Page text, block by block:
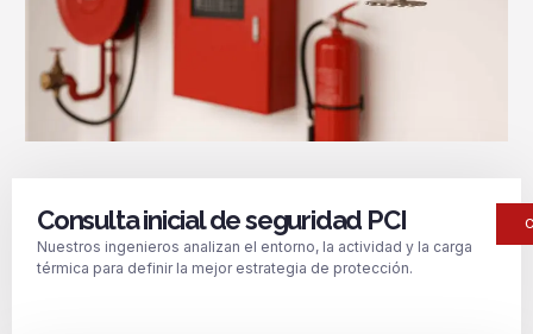
Consulta inicial de seguridad PCI
Nuestros ingenieros analizan el entorno, la actividad y la carga
térmica para definir la mejor estrategia de protección.